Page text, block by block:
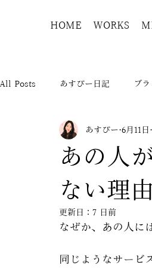
HOME WORKS
All Posts あすぴー日記 ブ
あの人
ない理
あすぴー 6月11日
更新日： 7 日前
なぜか、あの人に
同じようなサービ